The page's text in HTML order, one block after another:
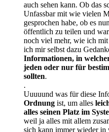
auch sehen kann. Ob das
Unfassbar mit wie vielen
gesprochen habe, ob es
öffentlich zu teilen und
noch viel mehr, wie ich mit
ich mir selbst dazu
Informationen, in
jeden oder nur für
sollten.
.
Uuuuund was für diese
Ordnung ist, um alles
alles seinen Platz im
weil ja alles mit allem
sich kann immer wieder in